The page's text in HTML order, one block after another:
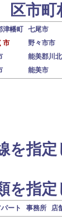
区市
幡町 七尾市
市 野々市市
能美郡川北
能美市
を指
を指
ート 事務所 店